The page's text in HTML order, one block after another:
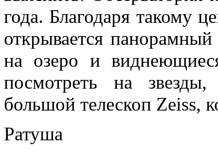
года. Благодаря такому
открывается
на озеро и
посмотреть на
большой телескоп Zeiss,
Ратуша